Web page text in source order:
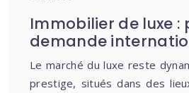
Immobilier de luxe :
demande
Le marché du luxe reste
prestige, situés dans des